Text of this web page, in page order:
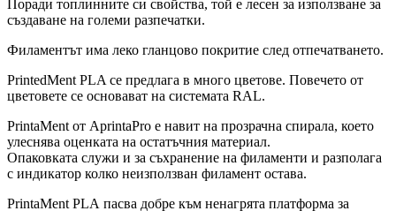
Поради топлинните си свойства, той е лесен за използване за
създаване на големи разпечатки.
Филаментът има леко гланцово покритие след отпечатването.
PrintedMent PLA се предлага в много цветове. Повечето от
цветовете се основават на системата RAL.
PrintaMent от AprintaPro е навит на прозрачна спирала, което
улеснява оценката на остатъчния материал.
Опаковката служи и за съхранение на филаменти и разполага
с индикатор колко неизползван филамент остава.
PrintaMent PLA пасва добре към ненагрята платформа за